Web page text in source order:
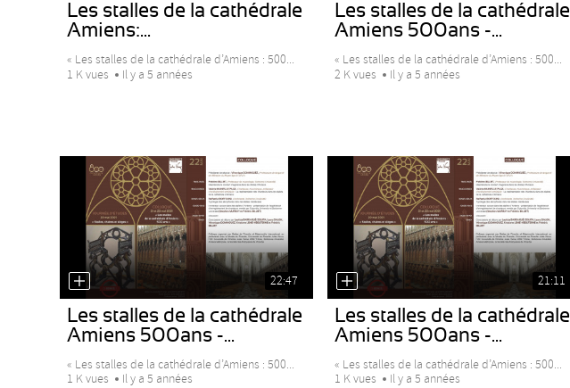
Les stalles de la cathédrale
Amiens:...
« Les stalles de la cathédrale d’Amiens : 500...
1 K vues
Il y a 5 années
Les stalles de la cathédrale
Amiens 500ans -...
« Les stalles de la cathédrale d’Amiens : 500...
2 K vues
Il y a 5 années
22:47
Les stalles de la cathédrale
Amiens 500ans -...
« Les stalles de la cathédrale d’Amiens : 500...
1 K vues
Il y a 5 années
21:11
Les stalles de la cathédrale
Amiens 500ans -...
« Les stalles de la cathédrale d’Amiens : 500...
1 K vues
Il y a 5 années